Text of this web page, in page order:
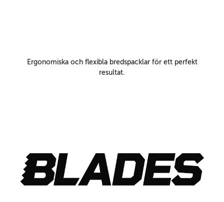
Ergonomiska och flexibla bredspacklar för ett perfekt
resultat.